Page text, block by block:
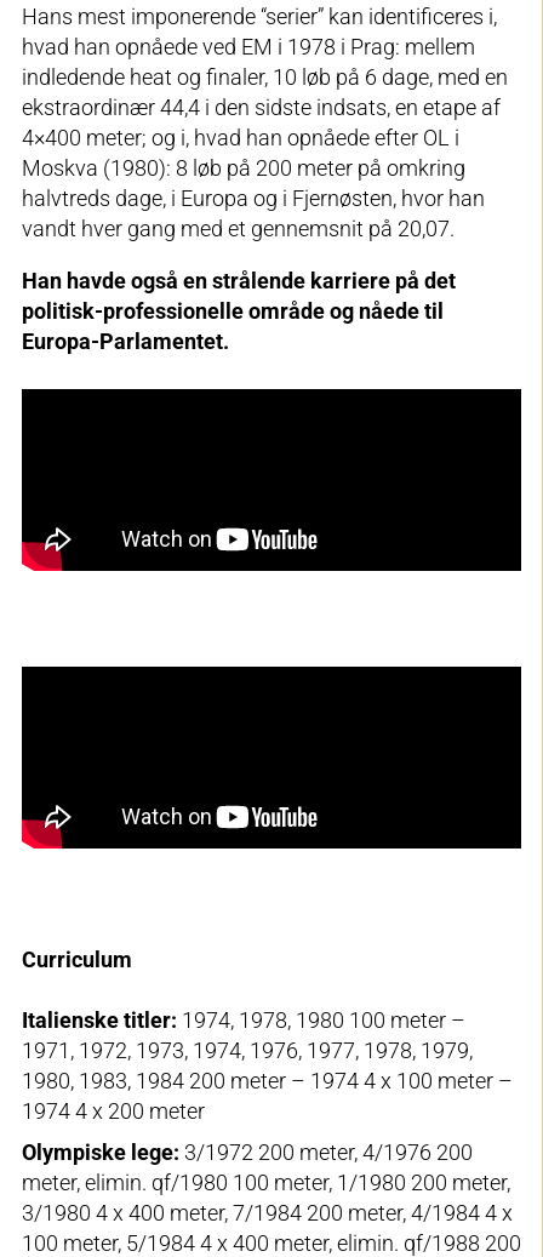
Hans mest imponerende “serier” kan identificeres i,
hvad han opnåede ved EM i 1978 i Prag: mellem
indledende heat og finaler, 10 løb på 6 dage, med en
ekstraordinær 44,4 i den sidste indsats, en etape af
4×400 meter; og i, hvad han opnåede efter OL i
Moskva (1980): 8 løb på 200 meter på omkring
halvtreds dage, i Europa og i Fjernøsten, hvor han
vandt hver gang med et gennemsnit på 20,07.
Han havde også en strålende karriere på det
politisk-professionelle område og nåede til
Europa-Parlamentet.
Curriculum
Italienske titler: 1974, 1978, 1980 100 meter –
1971, 1972, 1973, 1974, 1976, 1977, 1978, 1979,
1980, 1983, 1984 200 meter – 1974 4 x 100 meter –
1974 4 x 200 meter
Olympiske lege: 3/1972 200 meter, 4/1976 200
meter, elimin. qf/1980 100 meter, 1/1980 200 meter,
3/1980 4 x 400 meter, 7/1984 200 meter, 4/1984 4 x
100 meter, 5/1984 4 x 400 meter, elimin. qf/1988 200